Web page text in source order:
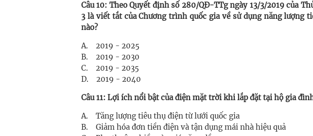
Câu 10: Theo Quyết định số 280/QĐ-TTg ngày 13/3/2019 của
3 là viết tắt của Chương trình quốc gia về sử dụng năng lượng
nào?
A. 2019 - 2025
B. 2019 - 2030
C. 2019 - 2035
D. 2019 - 2040
Câu 11: Lợi ích nổi bật của điện mặt trời khi lắp đặt tại hộ gia
A. Tăng lượng tiêu thụ điện từ lưới quốc gia
B. Giảm hóa đơn tiền điện và tận dụng mái nhà hiệu quả